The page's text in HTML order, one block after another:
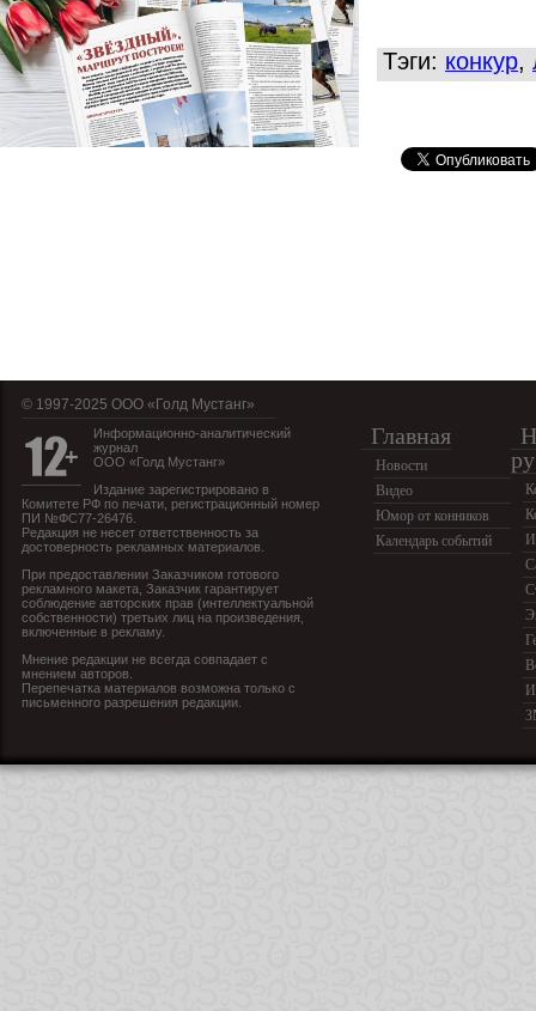
Тэги: конкур,
© 1997-2025 OOO «Голд Мустанг»
Информационно-аналитический
журнал
ООО «Голд Мустанг»
Издание зарегистрировано в
Комитете РФ по печати, регистрационный номер
ПИ №ФС77-26476.
Редакция не несет ответственность за
достоверность рекламных материалов.
При предоставлении Заказчиком готового
рекламного макета, Заказчик гарантирует
соблюдение авторских прав (интеллектуальной
собственности) третьих лиц на произведения,
включенные в рекламу.
Мнение редакции не всегда совпадает с
мнением авторов.
Перепечатка материалов возможна только с
письменного разрешения редакции.
Главная
Новости
Видео
Юмор от конников
Календарь событий